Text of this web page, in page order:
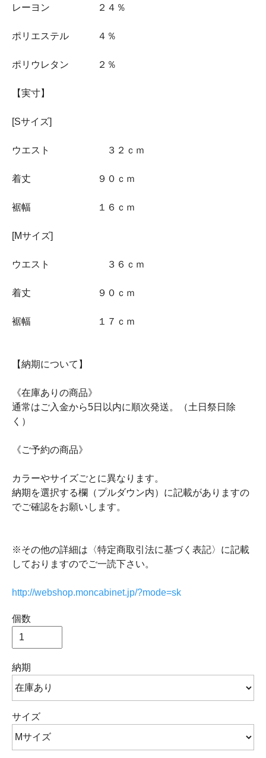
レーヨン ２４％
ポリエステル ４％
ポリウレタン ２％
【実寸】
[Sサイズ]
ウエスト ３２ｃｍ
着丈 ９０ｃｍ
裾幅 １６ｃｍ
[Mサイズ]
ウエスト ３６ｃｍ
着丈 ９０ｃｍ
裾幅 １７ｃｍ
【納期について】
《在庫ありの商品》
通常はご入金から5日以内に順次発送。（土日祭日除
く）
《ご予約の商品》
カラーやサイズごとに異なります。
納期を選択する欄（プルダウン内）に記載がありますの
でご確認をお願いします。
※その他の詳細は〈特定商取引法に基づく表記〉に記載
しておりますのでご一読下さい。
http://webshop.moncabinet.jp/?mode=sk
個数
納期
サイズ